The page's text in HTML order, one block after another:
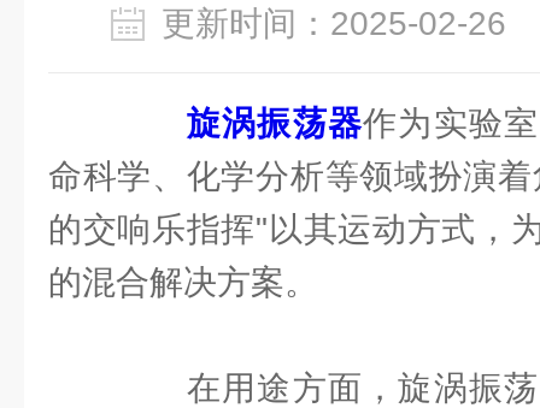
更新时间：2025-02-
旋涡振荡器作为实验
命科学、化学分析等领域扮演
的交响乐指挥"以其运动方式，
的混合解决方案。
在用途方面，旋涡振荡